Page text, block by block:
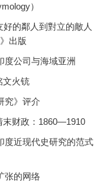
）
的鄰人到對立的敵人
出版
度公司与海域亚洲
文火铳
究》评介
末财政：1860—1910
度近现代史研究的范式
张的网络